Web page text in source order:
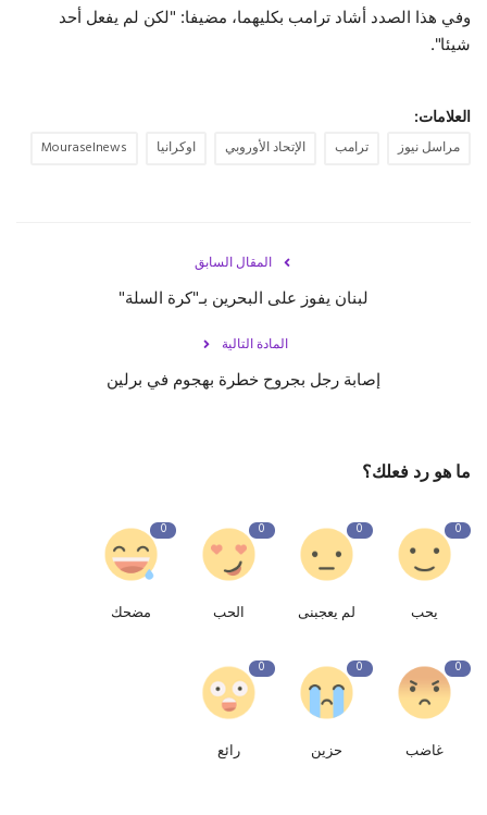
وفي هذا الصدد أشاد ترامب بكليهما، مضيفا: "لكن لم يفعل أحد
شيئا".
العلامات:
مراسل نيوز ترامب الإتحاد الأوروبي اوكرانيا Mouraselnews
المقال السابق
لبنان يفوز على البحرين بـ"كرة السلة"
المادة التالية
إصابة رجل بجروح خطرة بهجوم في برلين
ما هو رد فعلك؟
0
يحب
0
لم يعجبنى
0
الحب
0
مضحك
0
غاضب
0
حزين
0
رائع